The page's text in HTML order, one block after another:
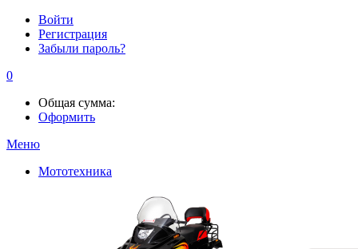
Войти
Регистрация
Забыли пароль?
0
Общая сумма:
Оформить
Меню
Мототехника